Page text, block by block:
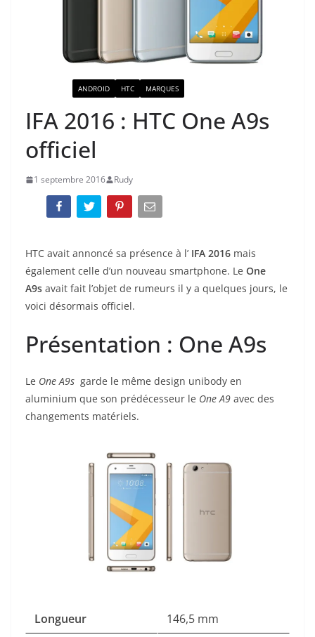
ANDROID HTC MARQUES
IFA 2016 : HTC One A9s
officiel
1 septembre 2016 Rudy
HTC avait annoncé sa présence à l’ IFA 2016 mais
également celle d’un nouveau smartphone. Le One
A9s avait fait l’objet de rumeurs il y a quelques jours, le
voici désormais officiel.
Présentation : One A9s
Le One A9s garde le même design unibody en
aluminium que son prédécesseur le One A9 avec des
changements matériels.
Longueur
146,5 mm